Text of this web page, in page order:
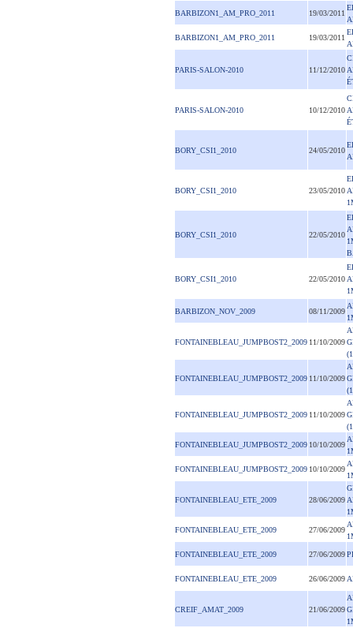
BARBIZON1_AM_PRO_2011 19/03/2011
BARBIZON1_AM_PRO_2011 19/03/2011
PARIS-SALON-2010 11/12/2010
PARIS-SALON-2010 10/12/2010
BORY_CSI1_2010 24/05/2010
BORY_CSI1_2010 23/05/2010
BORY_CSI1_2010 22/05/2010
BORY_CSI1_2010 22/05/2010
BARBIZON_NOV_2009 08/11/2009
FONTAINEBLEAU_JUMPBOST2_2009 11/10/2009
FONTAINEBLEAU_JUMPBOST2_2009 11/10/2009
FONTAINEBLEAU_JUMPBOST2_2009 11/10/2009
FONTAINEBLEAU_JUMPBOST2_2009 10/10/2009
FONTAINEBLEAU_JUMPBOST2_2009 10/10/2009
FONTAINEBLEAU_ETE_2009 28/06/2009
FONTAINEBLEAU_ETE_2009 27/06/2009
FONTAINEBLEAU_ETE_2009 27/06/2009
FONTAINEBLEAU_ETE_2009 26/06/2009
CREIF_AMAT_2009 21/06/2009